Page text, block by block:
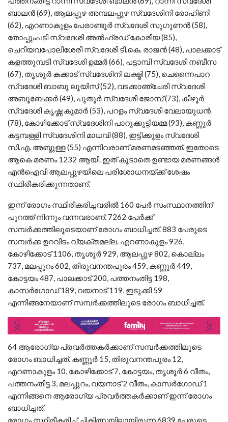
ബാലന്‍ (69), ആലപ്പുഴ അമ്പലപ്പുഴ സ്വദേശിനി രോഹിണി
(62), എറണാകുളം പേരാണ്ടൂര്‍ സ്വദേശി സുഗുണന്‍ (58),
തോപ്പുംപടി സ്വദേശി അല്‍ഫ്രഡ് കോരീയ (85),
ചെറിയവപോലിശേരി സ്വദേശി ടി.കെ. രാജന്‍ (48), പാലക്കാട്
കളത്തുമ്പടി സ്വദേശി ഉമ്മര്‍ (66), പട്ടാമ്പി സ്വദേശി നബീസ
(67), തൃശൂര്‍ കക്കാട് സ്വദേശിനി ലക്ഷ്മി (75), ചെന്നൈപാറ
സ്വദേശി ബാബു ലൂയിസ് (52), വടക്കാഞ്ചേരി സ്വദേശി
അബൂബേക്കര്‍ (49), പുതൂര്‍ സ്വദേശി ജോസ് (73), കീഴൂര്‍
സ്വദേശി കൃഷ്ണ കുമാര്‍ (53), പറളം സ്വദേശി വേലായുധന്‍
(78), കോഴിക്കോട് സ്വദേശിനി പാറുക്കുട്ടിയമ്മ (93), കണ്ണൂര്‍
കട്ടമ്പള്ളി സ്വദേശിനി മാധവി (88), ഇട്ടിക്കുളം സ്വദേശി
സി.എ. അബ്ദുള്ള (55) എന്നിവരാണ് മരണമടഞ്ഞത്. ഇതോടെ
ആകെ മരണം 1232 ആയി. ഇത് കൂടാതെ ഉണ്ടായ മരണങ്ങള്‍
എന്‍ഐവി ആലപ്പുഴയിലെ പരിശോധനയ്ക്ക് ശേഷം
സ്ഥിരീകരിക്കുന്നതാണ്.
ഇന്ന് രോഗം സ്ഥിരീകരിച്ചവരില്‍ 160 പേര്‍ സംസ്ഥാനത്തിന്
പുറത്ത് നിന്നും വന്നവരാണ്. 7262 പേര്‍ക്ക്
സമ്പര്‍ക്കത്തിലൂടെയാണ് രോഗം ബാധിച്ചത്. 883 പേരുടെ
സമ്പര്‍ക്ക ഉറവിടം വ്യക്തമല്ല. എറണാകുളം 926,
കോഴിക്കോട് 1106, തൃശൂര്‍ 929, ആലപ്പുഴ 802, കൊല്ലം
737, മലപ്പുറം 602, തിരുവനന്തപുരം 459, കണ്ണൂര്‍ 449,
കോട്ടയം 487, പാലക്കാട് 200, പത്തനംതിട്ട 198,
കാസര്‍ഗോഡ് 189, വയനാട് 119, ഇടുക്കി 59
എന്നിങ്ങനേയാണ് സമ്പര്‍ക്കത്തിലൂടെ രോഗം ബാധിച്ചത്.
64 ആരോഗ്യ പ്രവര്‍ത്തകര്‍ക്കാണ് സമ്പര്‍ക്കത്തിലൂടെ
രോഗം ബാധിച്ചത്. കണ്ണൂര്‍ 15, തിരുവനന്തപുരം 12,
എറണാകുളം 10, കോഴിക്കോട് 7, കോട്ടയം, തൃശൂര്‍ 6 വീതം,
പത്തനംതിട്ട 3, മലപ്പുറം, വയനാട് 2 വീതം, കാസര്‍ഗോഡ് 1
എന്നിങ്ങനെ ആരോഗ്യ പ്രവര്‍ത്തകര്‍ക്കാണ് ഇന്ന് രോഗം
ബാധിച്ചത്.
രോഗം സ്ഥിരീകരിച്ച് ചികിത്സയിലായിരുന്ന 6839 പേരുടെ